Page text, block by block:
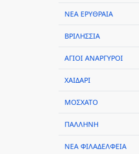
ΝΕΑ ΕΡΥΘΡΑΙΑ
ΒΡΙΛΗΣΣΙΑ
ΑΓΙΟΙ ΑΝΑΡΓΥΡΟΙ
ΧΑΙΔΑΡΙ
ΜΟΣΧΑΤΟ
ΠΑΛΛΗΝΗ
ΝΕΑ ΦΙΛΑΔΕΛΦΕΙΑ